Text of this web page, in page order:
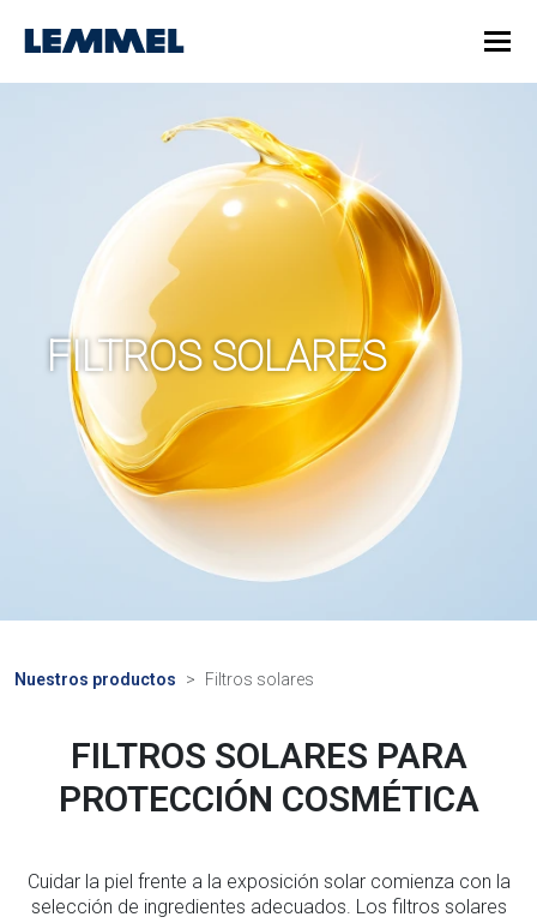
FILTROS SOLARES
Nuestros productos Filtros solares
FILTROS SOLARES PARA
PROTECCIÓN COSMÉTICA
Cuidar la piel frente a la exposición solar comienza con la
selección de ingredientes adecuados. Los filtros solares